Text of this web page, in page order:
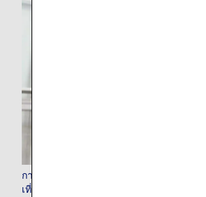
การช่วยเหลือลูกค้าออนไลน์ในกรณีเกิดการ
เที่ยวบินล่าช้า